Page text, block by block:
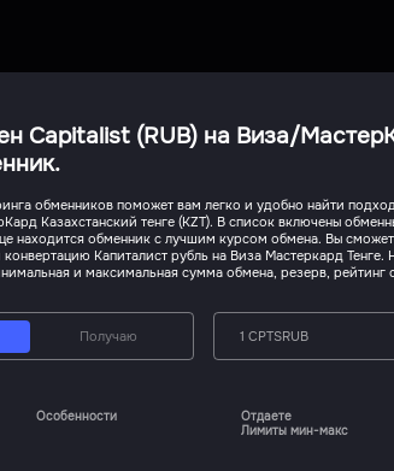
Capitalist (RUB) на Виза/
обменников поможет вам легко и удобно найти
Казахстанский тенге (KZT). В список включены
находится обменник с лучшим курсом обмена. Вы
Капиталист рубль на Виза Мастеркард
и максимальная сумма обмена, резерв, рейтинг
Получаю 1 CPTSRUB
Особенности
Отдаете
Лимиты мин-макс